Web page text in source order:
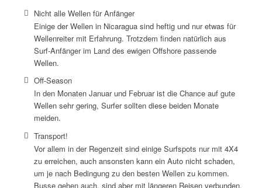
Nicht alle Wellen für Anfänger
Einige der Wellen in Nicaragua sind heftig und nur etwas für
Wellenreiter mit Erfahrung. Trotzdem finden natürlich aus
Surf-Anfänger im Land des ewigen Offshore passende
Wellen.
Off-Season
In den Monaten Januar und Februar ist die Chance auf gute
Wellen sehr gering, Surfer sollten diese beiden Monate
meiden.
Transport!
Vor allem in der Regenzeit sind einige Surfspots nur mit 4X4
zu erreichen, auch ansonsten kann ein Auto nicht schaden,
um je nach Bedingung zu den besten Wellen zu kommen.
Busse gehen auch, sind aber mit längeren Reisen verbunden.